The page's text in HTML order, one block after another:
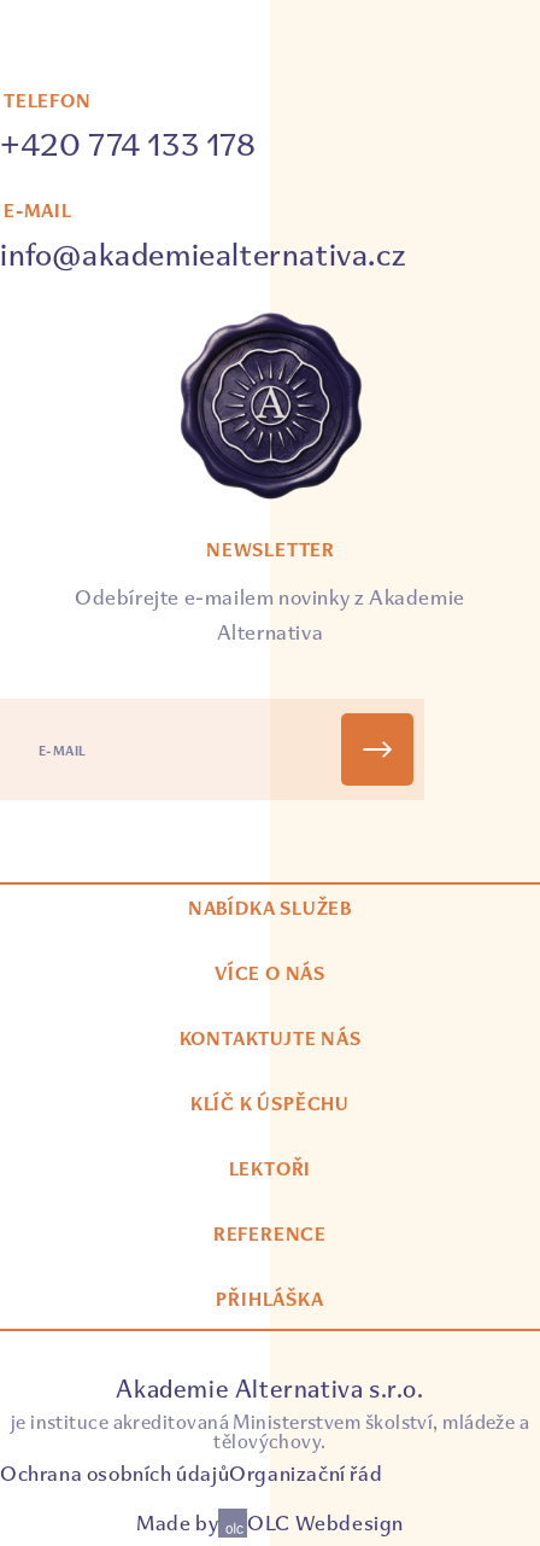
TELEFON
+420 774 133 178
E-MAIL
info@akademiealternativa.cz
NEWSLETTER
Odebírejte e-mailem novinky z Akademie
Alternativa
NABÍDKA SLUŽEB
VÍCE O NÁS
KONTAKTUJTE NÁS
KLÍČ K ÚSPĚCHU
LEKTOŘI
REFERENCE
PŘIHLÁŠKA
Akademie Alternativa s.r.o.
je instituce akreditovaná Ministerstvem školství, mládeže a
tělovýchovy.
Ochrana osobních údajůOrganizační řád
Made by
OLC Webdesign